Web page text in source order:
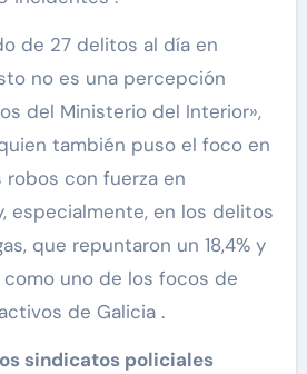
de 27 delitos al día en
no es una percepción
del Ministerio del Interior»,
también puso el foco en
con fuerza en
especialmente, en los delitos
que repuntaron un 18,4% y
como uno de los focos de
de Galicia .
sindicatos policiales